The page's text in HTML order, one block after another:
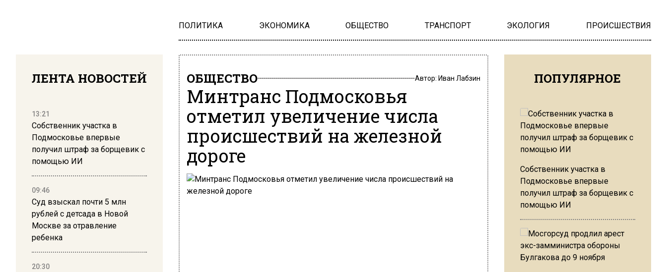
ПОЛИТИКА ЭКОНОМИКА ОБЩЕСТВО ТРАНСПОРТ ЭКОЛОГИЯ ПРОИСШЕСТВИЯ
ЛЕНТА НОВОСТЕЙ
13:21
Собственник участка в
Подмосковье впервые
получил штраф за борщевик с
помощью ИИ
09:46
Суд взыскал почти 5 млн
рублей с детсада в Новой
Москве за отравление
ребенка
20:30
ОБЩЕСТВО Автор: Иван Лабзин
Минтранс Подмосковья
отметил увеличение числа
происшествий на железной
дороге
ПОПУЛЯРНОЕ
Собственник участка в
Подмосковье впервые
получил штраф за борщевик с
помощью ИИ